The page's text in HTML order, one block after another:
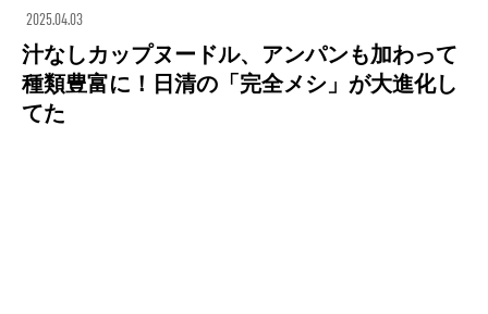
2025.04.03
汁なしカップヌードル、アンパンも加わって
種類豊富に！日清の「完全メシ」が大進化し
てた